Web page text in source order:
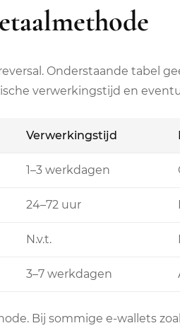
Onderstaande tabel
verwerkingstijd en
Verwerkingstijd
1–3 werkdagen
24–72 uur
N.v.t.
3–7 werkdagen
Bij sommige e-wallets